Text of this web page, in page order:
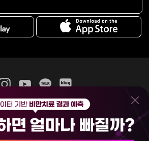
·의원 이용약관
홈페이지 이용약관
비급여진료수가
서초구 서초대로52길 7, 3~4층(서초동, 제일빌딩)